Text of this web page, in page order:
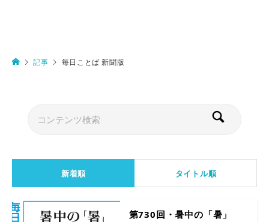
記事 毎日ことば 新聞版
新着順 タイトル順
第730回・暑中の「暑」